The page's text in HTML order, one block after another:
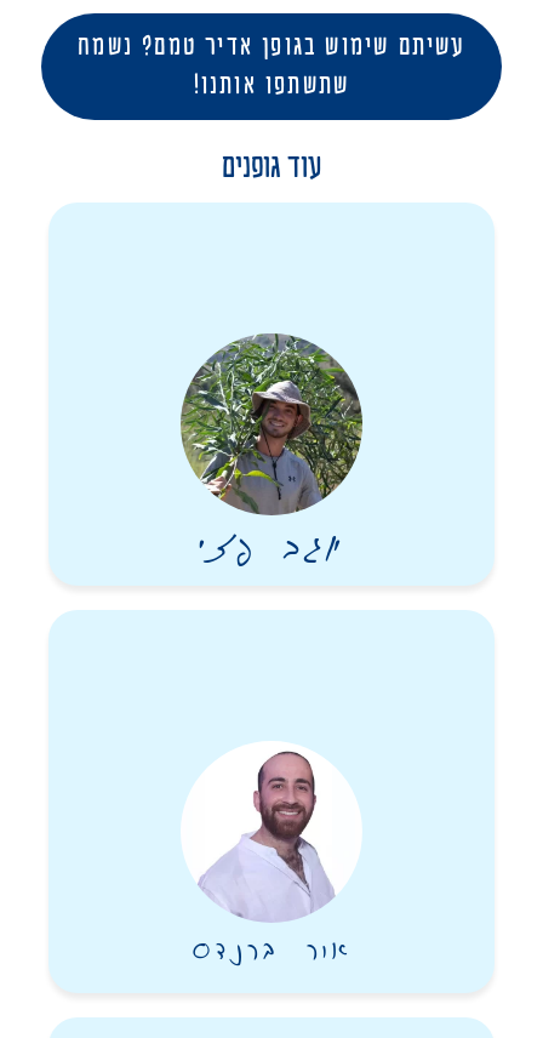
עשיתם שימוש בגופן אדיר טמם? נשמח
שתשתפו אותנו!
עוד גופנים
יוגב פזי
אור ברנדס